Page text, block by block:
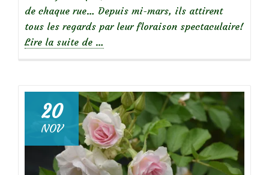
de chaque rue… Depuis mi-mars, ils attirent
tous les regards par leur floraison spectaculaire!
Lire la suite de à
à
tous
les
coins
de
…
20
NOV